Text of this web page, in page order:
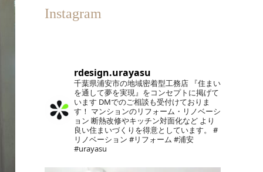
Instagram
rdesign.urayasu
千葉県浦安市の地域密着型工務店 『住まい
を通して夢を実現』をコンセプトに掲げて
います DMでのご相談も受付けておりま
す！ マンションのリフォーム・リノベーシ
ョン 断熱改修やキッチン対面化など より
良い住まいづくりを得意としています。
#
リノベーション #リフォーム #浦安
#urayasu